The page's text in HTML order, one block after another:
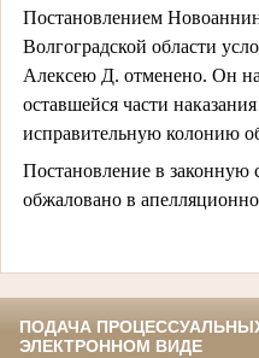
Постановлением
Волгоградской области
Алексею Д. отменено. Он
оставшейся части
исправительную колонию
Постановление в законную
обжаловано в
ПОДАЧА
ЭЛЕКТРОННОМ ВИДЕ